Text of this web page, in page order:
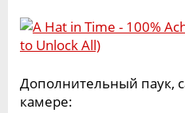
Дополнительный паук,
камере: